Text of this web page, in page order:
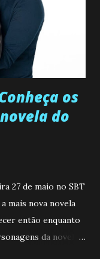
os
do
27 de maio no SBT
mais nova novela
então enquanto
da novela?